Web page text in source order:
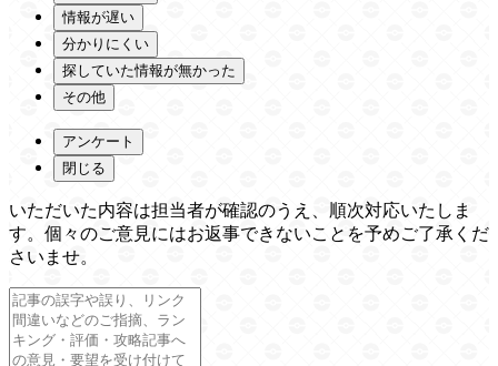
情報が遅い
分かりにくい
探していた情報が無かった
その他
アンケート
閉じる
いただいた内容は担当者が確認のうえ、順次対応いたしま
す。個々のご意見にはお返事できないことを予めご了承くだ
さいませ。